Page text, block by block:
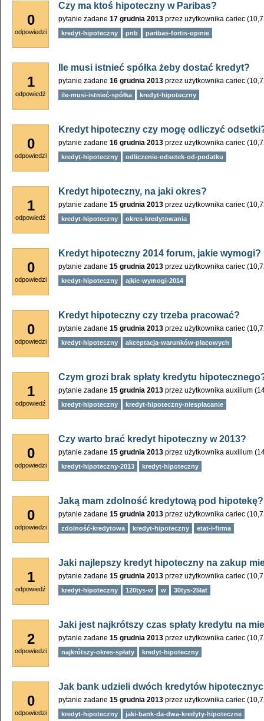
0
odpowiedzi
Czy ma ktoś hipoteczny w Paribas?
pytanie zadane 17 grudnia 2013 przez użytkownika cariec (
kredyt-hipoteczny pnb paribas-fortis-opinie
1
odpowiedź
Ile musi istnieć spółka żeby dostać kredyt?
pytanie zadane 16 grudnia 2013 przez użytkownika cariec (
ile-musi-istnieć-spółka kredyt-hipoteczny
0
odpowiedzi
Kredyt hipoteczny czy mogę odliczyć
pytanie zadane 16 grudnia 2013 przez użytkownika cariec (
kredyt-hipoteczny odliczenie-odsetek-od-podatku
1
odpowiedź
Kredyt hipoteczny, na jaki okres?
pytanie zadane 15 grudnia 2013 przez użytkownika cariec (
kredyt-hipoteczny okres-kredytowania
0
odpowiedzi
Kredyt hipoteczny 2014 forum, jakie wymogi?
pytanie zadane 15 grudnia 2013 przez użytkownika cariec (
kredyt-hipoteczny ajkie-wymogi-2014
0
odpowiedzi
Kredyt hipoteczny czy trzeba pracować?
pytanie zadane 15 grudnia 2013 przez użytkownika cariec (
kredyt-hipoteczny akceptacja-warunków-płacowych
1
odpowiedź
Czym grozi brak spłaty kredytu
pytanie zadane 15 grudnia 2013 przez użytkownika auxilium (
kredyt-hipoteczny kredyt-hipoteczny-niespłacanie
0
odpowiedzi
Czy warto brać kredyt hipoteczny w 2013?
pytanie zadane 15 grudnia 2013 przez użytkownika auxilium (
kredyt-hipoteczny-2013 kredyt-hipoteczny
0
odpowiedzi
Jaką mam zdolność kredytową pod hipotekę?
pytanie zadane 15 grudnia 2013 przez użytkownika cariec (
zdolność-kredytowa kredyt-hipoteczny etat-i-firma
1
odpowiedź
Jaki najlepszy kredyt hipoteczny na zakup
pytanie zadane 15 grudnia 2013 przez użytkownika cariec (
kredyt-hipoteczny 120tys-w w 30tys-25lat
2
odpowiedzi
Jaki jest najkrótszy czas spłaty kredytu na
pytanie zadane 15 grudnia 2013 przez użytkownika cariec (
najkrótszy-okres-spłaty kredyt-hipoteczny
0
odpowiedzi
Jak bank udzieli dwóch kredytów
pytanie zadane 15 grudnia 2013 przez użytkownika cariec (
kredyt-hipoteczny jaki-bank-da-dwa-kredyty-hipoteczne